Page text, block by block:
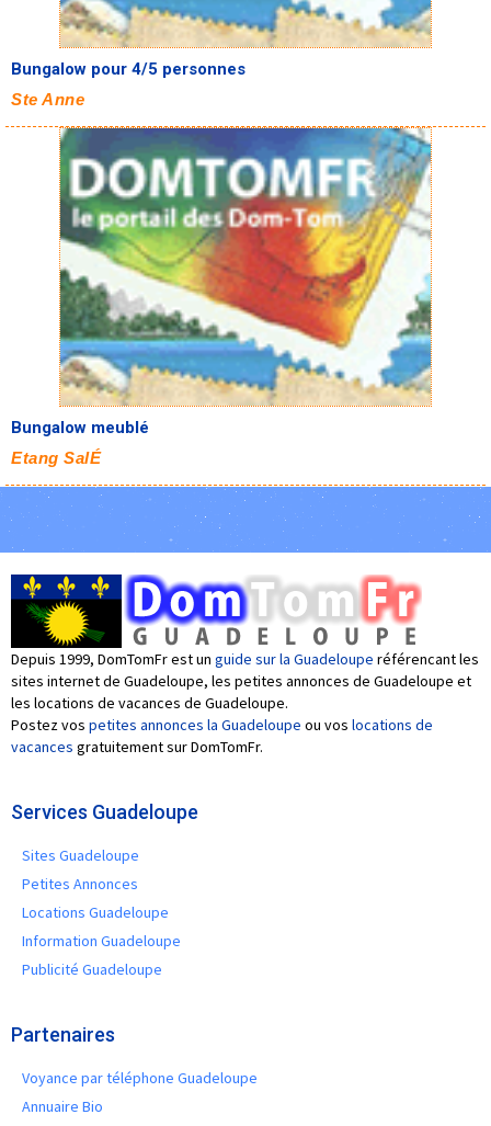
Bungalow pour 4/5 personnes
Ste Anne
Bungalow meublé
Etang SalÉ
Depuis 1999, DomTomFr est un guide sur la Guadeloupe référencant les
sites internet de Guadeloupe, les petites annonces de Guadeloupe et
les locations de vacances de Guadeloupe.
Postez vos petites annonces la Guadeloupe ou vos locations de
vacances gratuitement sur DomTomFr.
Services Guadeloupe
Sites Guadeloupe
Petites Annonces
Locations Guadeloupe
Information Guadeloupe
Publicité Guadeloupe
Partenaires
Voyance par téléphone Guadeloupe
Annuaire Bio